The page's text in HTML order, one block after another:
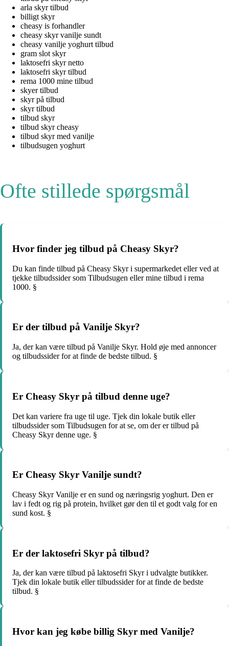
arla skyr tilbud
billigt skyr
cheasy is forhandler
cheasy skyr vanilje sundt
cheasy vanilje yoghurt tilbud
gram slot skyr
laktosefri skyr netto
laktosefri skyr tilbud
rema 1000 mine tilbud
skyer tilbud
skyr på tilbud
skyr tilbud
tilbud skyr
tilbud skyr cheasy
tilbud skyr med vanilje
tilbudsugen yoghurt
Ofte stillede spørgsmål
Hvor finder jeg tilbud på Cheasy Skyr?
Du kan finde tilbud på Cheasy Skyr i supermarkedet eller ved at
tjekke tilbudssider som Tilbudsugen eller mine tilbud i rema
1000. §
Er der tilbud på Vanilje Skyr?
Ja, der kan være tilbud på Vanilje Skyr. Hold øje med annoncer
og tilbudssider for at finde de bedste tilbud. §
Er Cheasy Skyr på tilbud denne uge?
Det kan variere fra uge til uge. Tjek din lokale butik eller
tilbudssider som Tilbudsugen for at se, om der er tilbud på
Cheasy Skyr denne uge. §
Er Cheasy Skyr Vanilje sundt?
Cheasy Skyr Vanilje er en sund og næringsrig yoghurt. Den er
lav i fedt og rig på protein, hvilket gør den til et godt valg for en
sund kost. §
Er der laktosefri Skyr på tilbud?
Ja, der kan være tilbud på laktosefri Skyr i udvalgte butikker.
Tjek din lokale butik eller tilbudssider for at finde de bedste
tilbud. §
Hvor kan jeg købe billig Skyr med Vanilje?